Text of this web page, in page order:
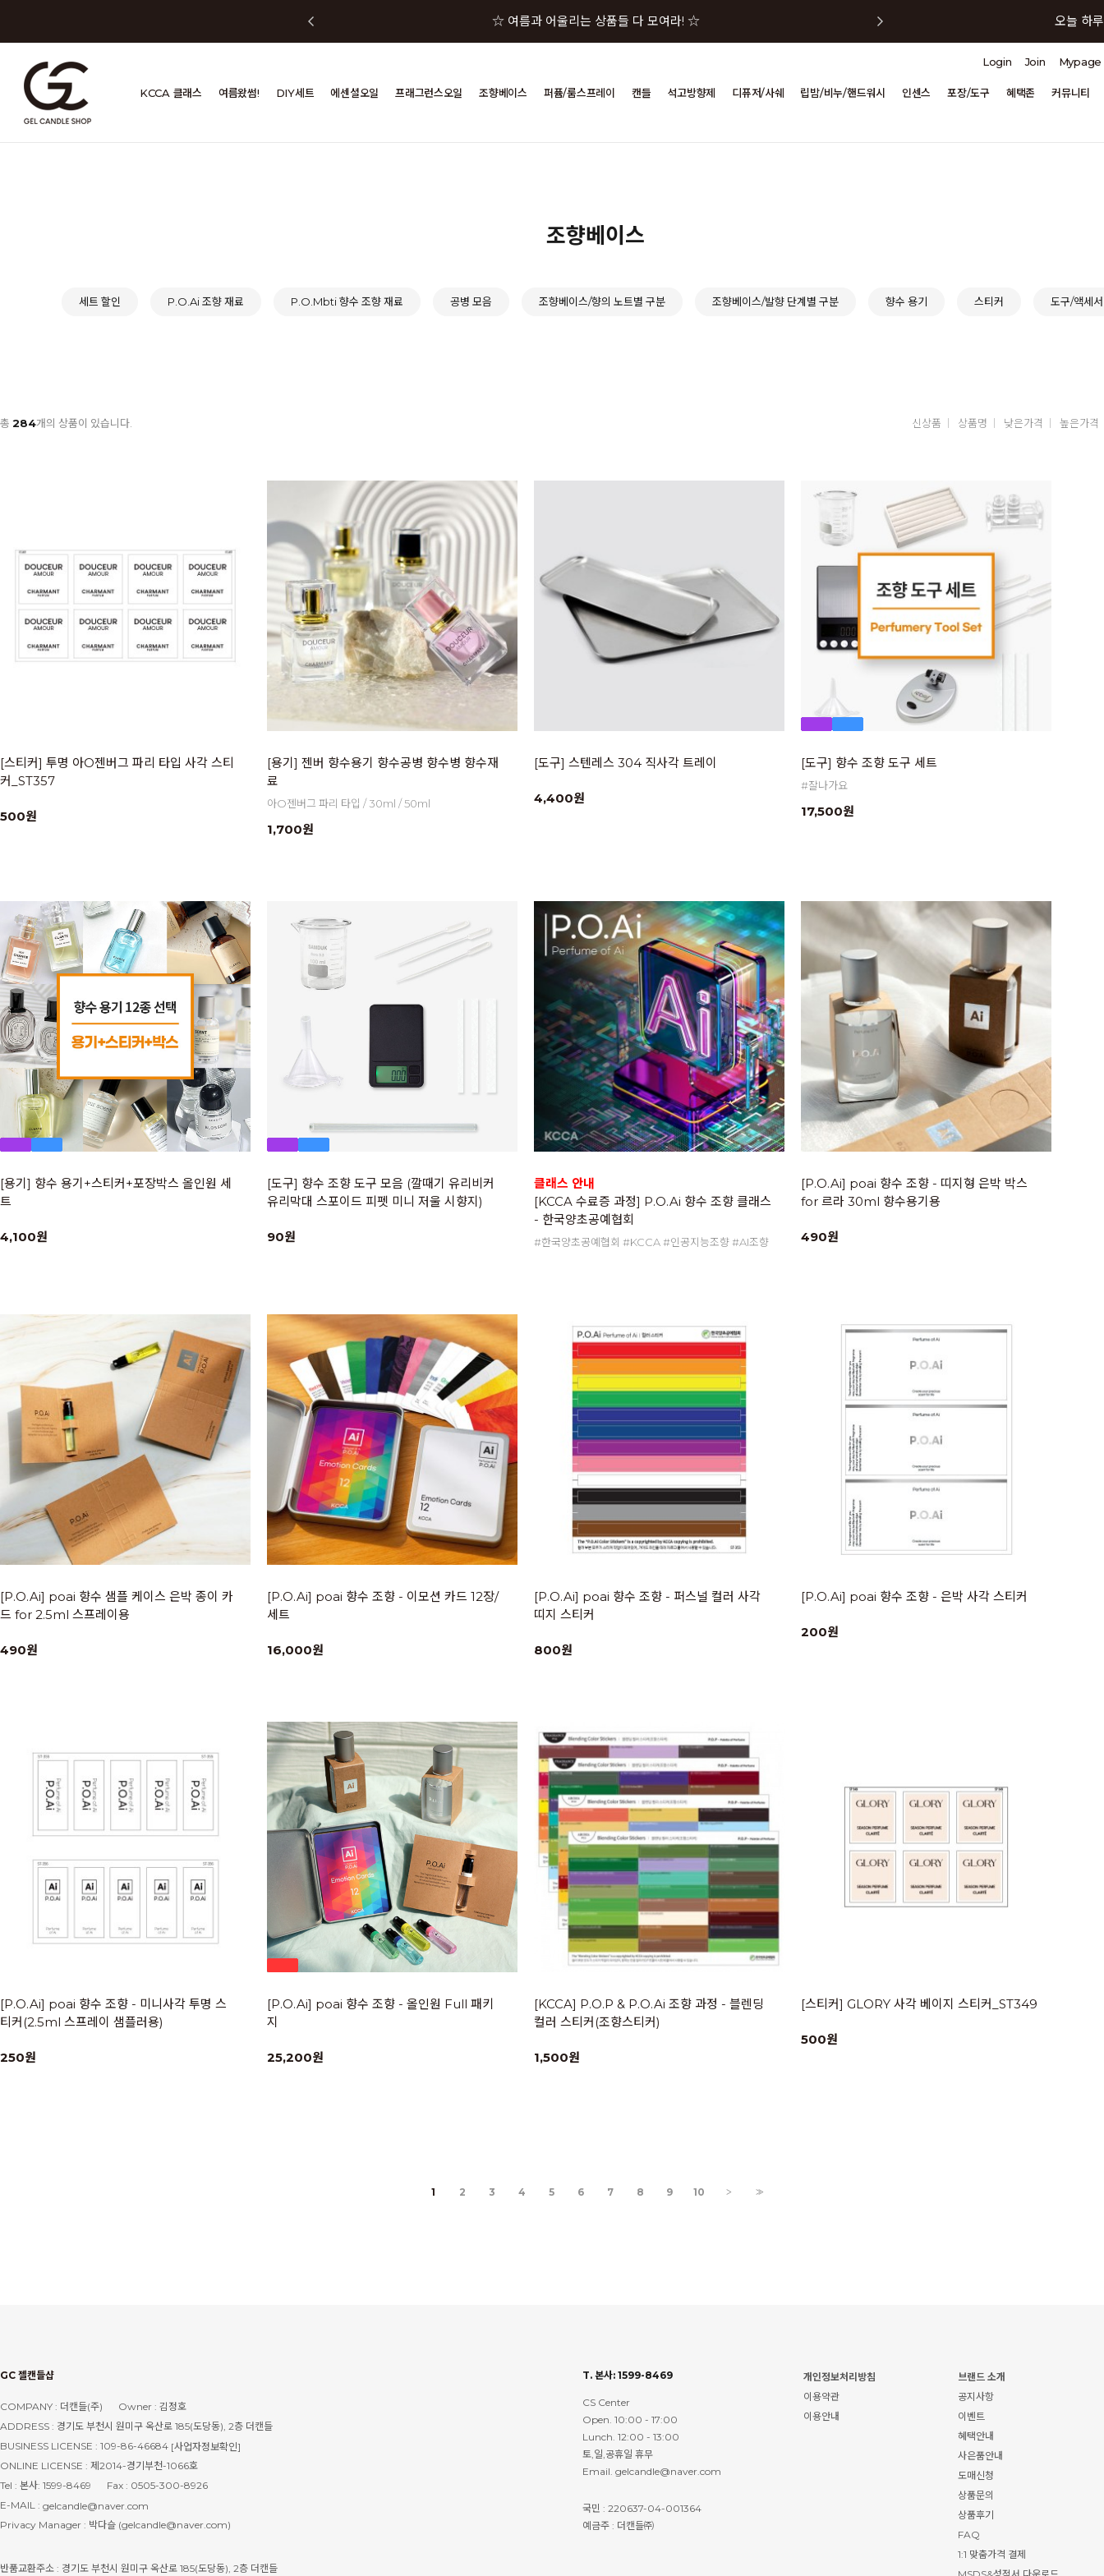
☆ 여름과 어울리는 상품들 다 모여라! ☆ 오늘 하
오늘 하
KCCA 클래스 여름왔썸! DIY세트 에센셜오일 프래그런스오일 조향베이스 퍼퓸/룸스프레이 캔들 석고방향제 디퓨저/사쉐 립밤/비누/핸드워시 인센스 포장/도구 혜택존 커뮤니티
Login Join Mypage
조향베이스
세트 할인 P.O.Ai 조향 재료 P.O.Mbti 향수 조향 재료 공병 모음 조향베이스/향의 노트별 구분 조향베이스/발향 단계별 구분 향수 용기 스티커 도구/액세
총 284개의 상품이 있습니다. 신상품 상품명 낮은가격 높은가격
[스티커] 투명 아O젠버그 파리 타입 사각 스티
커_ST357
500원
[용기] 젠버 향수용기 향수공병 향수병 향수재
료
아O젠버그 파리 타입 / 30ml / 50ml
1,700원
[도구] 스텐레스 304 직사각 트레이
4,400원
[도구] 향수 조향 도구 세트
#잘나가요
17,500원
[용기] 향수 용기+스티커+포장박스 올인원 세
트
4,100원
[도구] 향수 조향 도구 모음 (깔때기 유리비커
유리막대 스포이드 피펫 미니 저울 시향지)
90원
클래스 안내
[KCCA 수료증 과정] P.O.Ai 향수 조향 클래스
- 한국양초공예협회
[P.O.Ai] poai 향수 조향 - 띠지형 은박 박스
for 르라 30ml 향수용기용
490원
[P.O.Ai] poai 향수 샘플 케이스 은박 종이 카
드 for 2.5ml 스프레이용
490원
[P.O.Ai] poai 향수 조향 - 이모션 카드 12장/
세트
16,000원
[P.O.Ai] poai 향수 조향 - 퍼스널 컬러 사각
띠지 스티커
800원
[P.O.Ai] poai 향수 조향 - 은박 사각 스티커
200원
[P.O.Ai] poai 향수 조향 - 미니사각 투명 스
티커(2.5ml 스프레이 샘플러용)
250원
[P.O.Ai] poai 향수 조향 - 올인원 Full 패키
지
25,200원
[KCCA] P.O.P & P.O.Ai 조향 과정 - 블렌딩
컬러 스티커(조향스티커)
1,500원
[스티커] GLORY 사각 베이지 스티커_ST349
500원
1 2 3 4 5 6 7 8 9 10 > >>
GC 젤캔들샵
COMPANY : 더캔들(주)
Owner : 김정호
ADDRESS : 경기도 부천시 원미구 옥산로 185(도당동), 2층 더캔들
BUSINESS LICENSE : 109-86-46684 [사업자정보확인]
ONLINE LICENSE : 제2014-경기부천-1066호
Tel : 본사: 1599-8469
Fax : 0505-300-8926
E-MAIL : gelcandle@naver.com
Privacy Manager : 박다슬 (gelcandle@naver.com)
반품교환주소 : 경기도 부천시 원미구 옥산로 185(도당동), 2층 더캔들
T. 본사: 1599-8469
CS Center
Open. 10:00 - 17:00
Lunch. 12:00 - 13:00
토,일,공휴일 휴무
Email. gelcandle@naver.com
국민 : 220637-04-001364
예금주 : 더캔들㈜
개인정보처리방침
이용약관
이용안내
브랜드 소개
공지사항
이벤트
혜택안내
사은품안내
도매신청
상품문의
상품후기
FAQ
1:1 맞춤가격 결제